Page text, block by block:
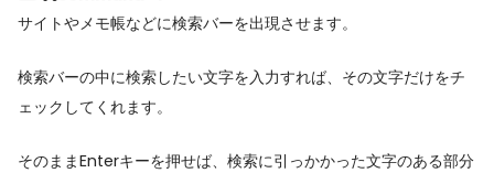
サイトやメモ帳などに検索バーを出現させます。
検索バーの中に検索したい文字を入力すれば、その文字だけをチ
ェックしてくれます。
そのままEnterキーを押せば、検索に引っかかった文字のある部分